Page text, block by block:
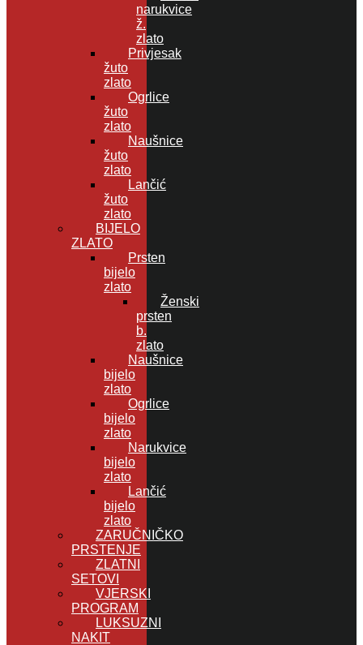
narukvice
ž.
zlato
Privjesak
žuto
zlato
Ogrlice
žuto
zlato
Naušnice
žuto
zlato
Lančić
žuto
zlato
BIJELO
ZLATO
Prsten
bijelo
zlato
Ženski
prsten
b.
zlato
Naušnice
bijelo
zlato
Ogrlice
bijelo
zlato
Narukvice
bijelo
zlato
Lančić
bijelo
zlato
ZARUČNIČKO
PRSTENJE
ZLATNI
SETOVI
VJERSKI
PROGRAM
LUKSUZNI
NAKIT